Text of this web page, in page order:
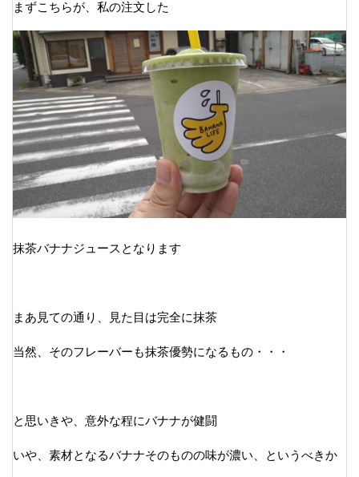
まずこちらが、私の注文した
抹茶バナナジュースとなります
まあ見ての通り、見た目は完全に抹茶
当然、そのフレーバーも抹茶優勢になるもの・・・
と思いきや、意外な程にバナナが健闘
いや、素材となるバナナそのものの味が濃い、というべきか